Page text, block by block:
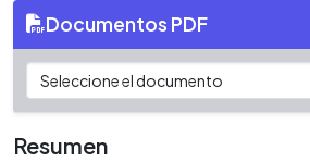
Documentos PDF
Resumen